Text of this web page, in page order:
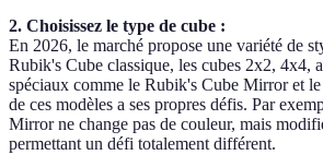
2. Choisissez le type de cube :
En 2026, le marché propose une variété de
Rubik's Cube classique, les cubes 2x2, 4x4,
spéciaux comme le Rubik's Cube Mirror et
de ces modèles a ses propres défis. Par
Mirror ne change pas de couleur, mais
permettant un défi totalement différent.